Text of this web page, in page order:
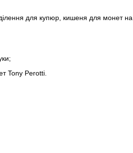
для купюр, кишеня для монет на
Tony Perotti.